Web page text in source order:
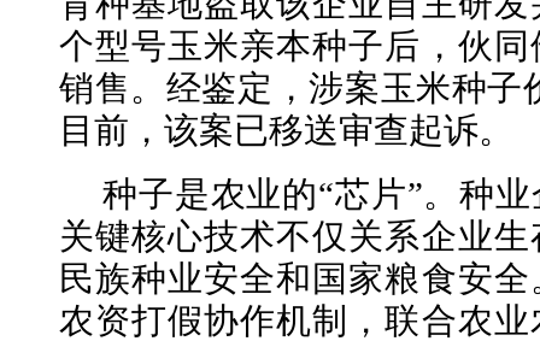
个型号玉米亲本种子后，伙
销售。经鉴定，涉案玉米种子
目前，该案已移送审查起诉。
种子是农业的“芯片”。种
关键核心技术不仅关系企业
民族种业安全和国家粮食安
农资打假协作机制，联合农